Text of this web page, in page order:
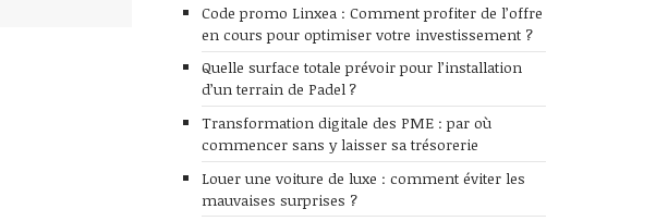
Code promo Linxea : Comment profiter de l’offre
en cours pour optimiser votre investissement ?
Quelle surface totale prévoir pour l’installation
d’un terrain de Padel ?
Transformation digitale des PME : par où
commencer sans y laisser sa trésorerie
Louer une voiture de luxe : comment éviter les
mauvaises surprises ?